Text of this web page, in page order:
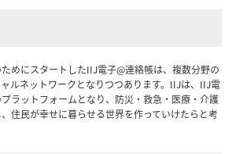
めにスタートしたIIJ電子@連絡帳は、複数分野の
ルネットワークとなりつつあります。IIJは、IIJ電
ラットフォームとなり、防災・救急・医療・介護
住民が幸せに暮らせる世界を作っていけたらと考